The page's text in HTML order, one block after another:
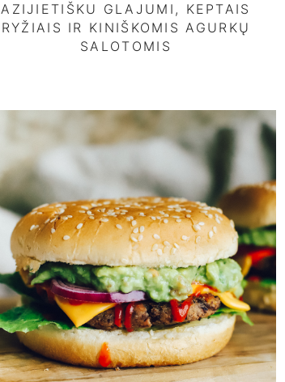
AZIJIETIŠKU GLAJUMI, KEPTAIS
RYŽIAIS IR KINIŠKOMIS AGURKŲ
SALOTOMIS